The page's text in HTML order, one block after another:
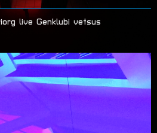
live Genklubi vetsus